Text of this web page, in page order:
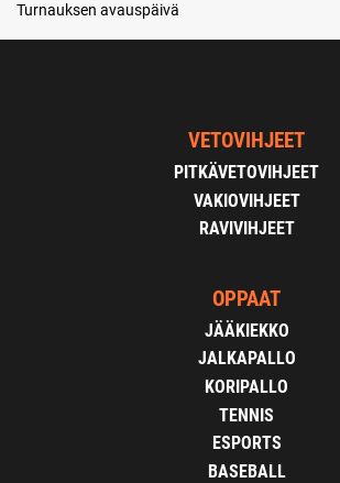
Turnauksen avauspäivä
VETOVIHJEET
PITKÄVETOVIHJEET
VAKIOVIHJEET
RAVIVIHJEET
OPPAAT
JÄÄKIEKKO
JALKAPALLO
KORIPALLO
TENNIS
ESPORTS
BASEBALL